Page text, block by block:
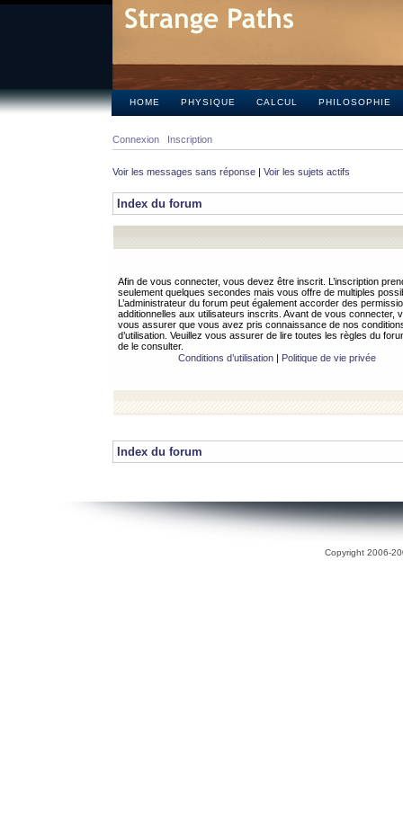
HOME PHYSIQUE CALCUL PHILOSOPHIE
Connexion Inscription
Voir les messages sans réponse | Voir les sujets actifs
Index du forum
Afin de vous connecter, vous devez être inscrit. L’inscription
seulement quelques secondes mais vous offre de multiples
L’administrateur du forum peut également accorder des
additionnelles aux utilisateurs inscrits. Avant de vous connecter,
vous assurer que vous avez pris connaissance de nos
d’utilisation. Veuillez vous assurer de lire toutes les règles du
de le consulter.
Conditions d’utilisation| Politique de vie privée
Index du forum
Copyright 2006-